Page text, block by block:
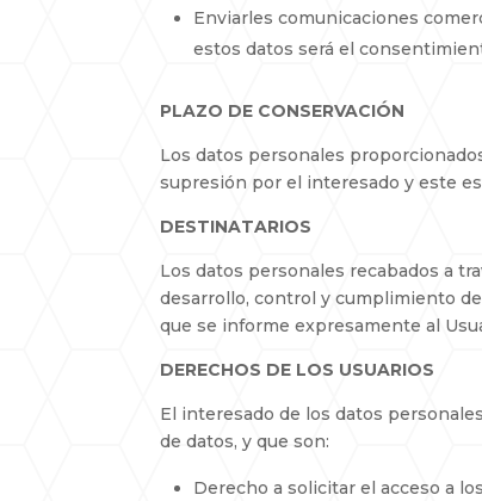
Enviarles comunicaciones
estos datos será el
PLAZO DE CONSERVACIÓN
Los datos personales
supresión por el interesado y este
DESTINATARIOS
Los datos personales recabados a
desarrollo, control y cumplimiento
que se informe expresamente al
DERECHOS DE LOS USUARIOS
El interesado de los datos
de datos, y que son:
Derecho a solicitar el acceso a